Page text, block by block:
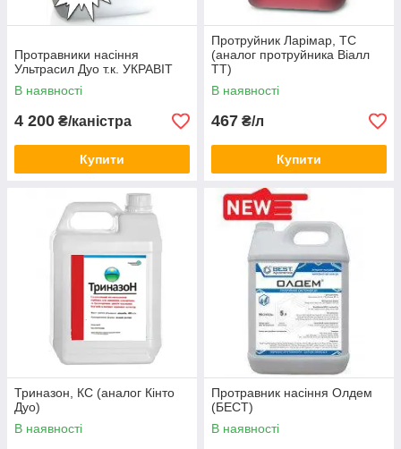
Протравники насіння
Ультрасил Дуо т.к. УКРАВІТ
В наявності
4 200 ₴/каністра
Купити
Протруйник Ларімар, ТС
(аналог протруйника Віалл
ТТ)
В наявності
467 ₴/л
Купити
Триназон, КС (аналог Кінто
Дуо)
В наявності
Протравник насіння Олдем
(БЕСТ)
В наявності